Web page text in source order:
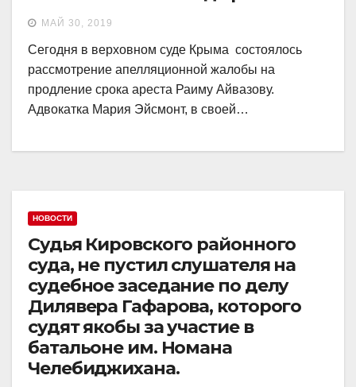
МАЙ 30, 2019
Сегодня в верховном суде Крыма состоялось
рассмотрение апелляционной жалобы на
продление срока ареста Раиму Айвазову.
Адвокатка Мария Эйсмонт, в своей…
НОВОСТИ
Судья Кировского районного
суда, не пустил слушателя на
судебное заседание по делу
Дилявера Гафарова, которого
судят якобы за участие в
батальоне им. Номана
Челебиджихана.